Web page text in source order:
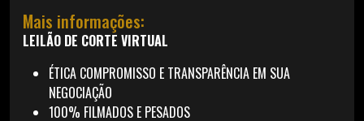
Mais informações:
LEILÃO DE CORTE VIRTUAL
ÉTICA COMPROMISSO E TRANSPARÊNCIA EM SUA
NEGOCIAÇÃO
100% FILMADOS E PESADOS